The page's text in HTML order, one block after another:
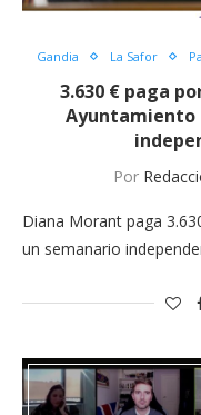
Gandia La Safor
3.630 € paga
Ayuntamiento
Por
Diana Morant paga
un semanario